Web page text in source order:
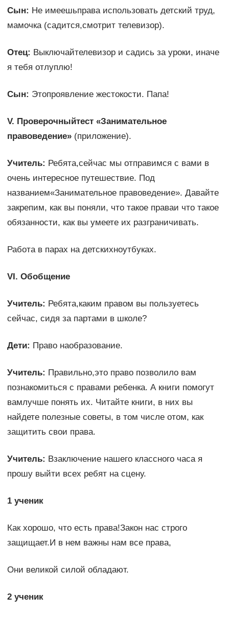
Сын: Не имеешьправа использовать детский труд,
мамочка (садится,смотрит телевизор).
Отец: Выключайтелевизор и садись за уроки, иначе
я тебя отлуплю!
Сын: Этопроявление жестокости. Папа!
V. Проверочныйтест «Занимательное
правоведение»(приложение).
Учитель: Ребята,сейчас мы отправимся с вами в
очень интересное путешествие. Под
названием«Занимательное правоведение». Давайте
закрепим, как вы поняли, что такое праваи что такое
обязанности, как вы умеете их разграничивать.
Работа в парах на детскихноутбуках.
VI. Обобщение
Учитель: Ребята,каким правом вы пользуетесь
сейчас, сидя за партами в школе?
Дети: Право наобразование.
Учитель: Правильно,это право позволило вам
познакомиться с правами ребенка. А книги помогут
вамлучше понять их. Читайте книги, в них вы
найдете полезные советы, в том числе отом, как
защитить свои права.
Учитель: Взаключение нашего классного часа я
прошу выйти всех ребят на сцену.
1 ученик
Как хорошо, что есть права!Закон нас строго
защищает.И в нем важны нам все права,
Они великой силой обладают.
2 ученик